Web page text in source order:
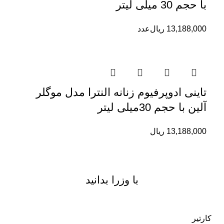
با حجم 30 میلی لیتر
13,188,000 ریالعدد
تاینی ادوپرفیوم زنانه النترا مدل موگلر
آلین با حجم 30میلی لیتر
13,188,000 ریال
با وزرا بدانید
کارتیر